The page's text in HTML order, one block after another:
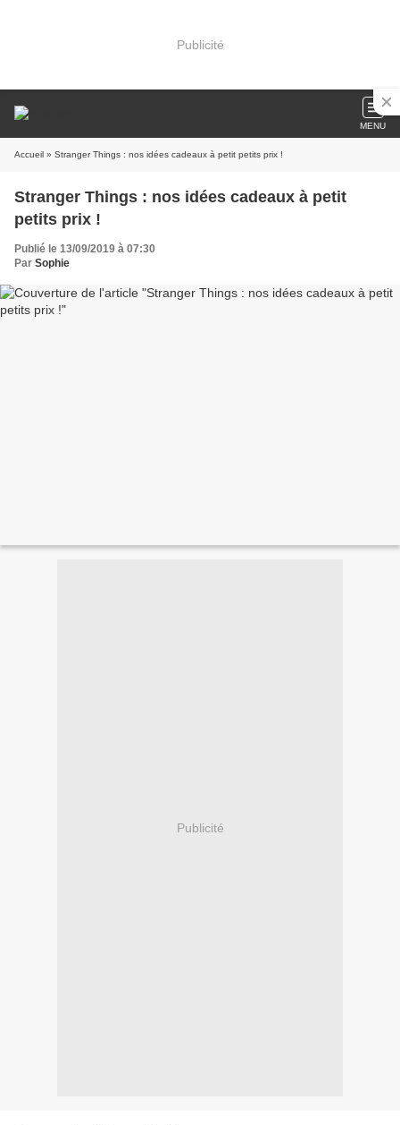
Publicité
MENU
Accueil » Stranger Things : nos idées cadeaux à petit petits prix !
Stranger Things : nos idées cadeaux à petit
petits prix !
Publié le 13/09/2019 à 07:30
Par Sophie
Publicité